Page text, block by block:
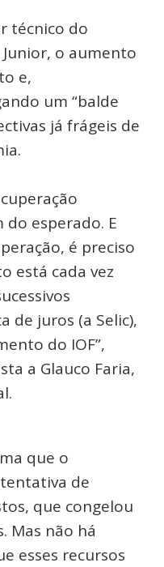
técnico do
o aumento
e,
um “balde
já frágeis de
esperado. E
é preciso
está cada vez
de juros (a Selic),
do IOF”,
a Glauco Faria,
que o
de
que congelou
Mas não há
esses recursos